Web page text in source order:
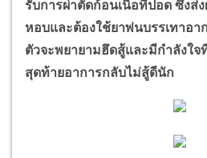
รับการผ่าตัดก้อนเนื้อที่ปอด ซึ่งส่
หอบและต้องใช้ยาพ่นบรรเทาอา
ตัวจะพยายามฮึดสู้และมีกำลังใ
สุดท้ายอาการกลับไม่สู้ดีนัก